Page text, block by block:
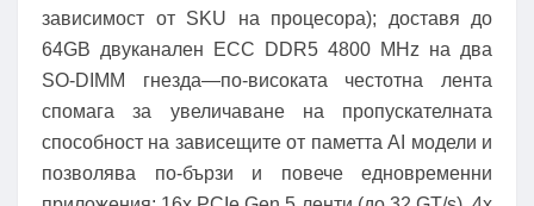
зависимост от SKU на процесора); доставя до
64GB двуканален ECC DDR5 4800 MHz на два
SO-DIMM гнезда—по-високата честотна лента
спомага за увеличаване на пропускателната
способност на зависещите от паметта AI модели и
позволява по-бързи и повече едновременни